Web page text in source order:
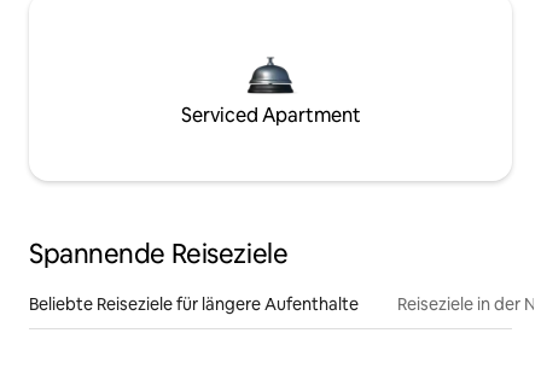
Serviced Apartment
Spannende Reiseziele
Beliebte Reiseziele für längere Aufenthalte Reiseziele in der